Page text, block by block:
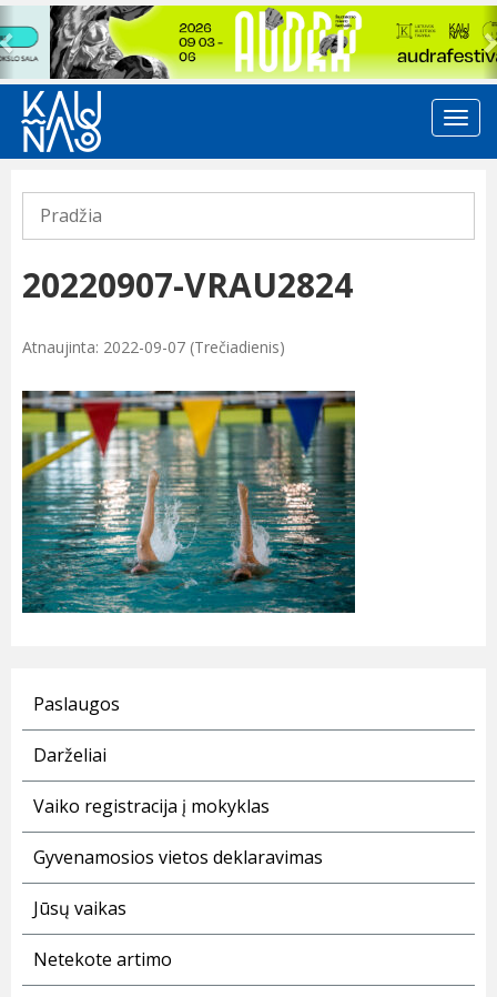
Previous
Pradžia
20220907-VRAU2824
Atnaujinta: 2022-09-07 (Trečiadienis)
Paslaugos
Darželiai
Vaiko registracija į mokyklas
Gyvenamosios vietos deklaravimas
Jūsų vaikas
Netekote artimo